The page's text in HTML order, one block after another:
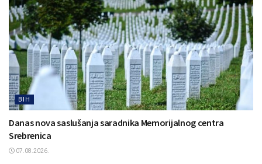
BIH
Danas nova saslušanja saradnika Memorijalnog centra
Srebrenica
07.08.2026.